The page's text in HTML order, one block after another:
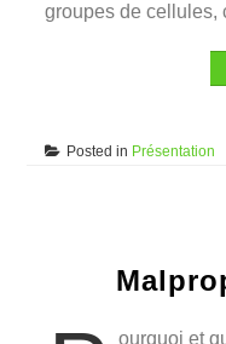
groupes de cellules,
Posted in Présentation
ourquoi et